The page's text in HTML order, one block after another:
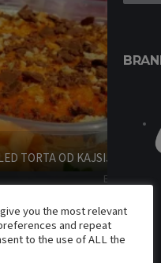
TORTA OD KAJSIJA
Brze torte
you the most relevant
and repeat
to the use of ALL the